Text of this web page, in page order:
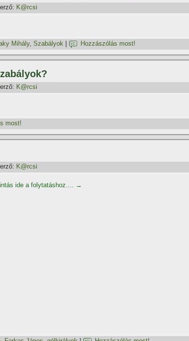
K@rcsi
Mihály, Szabályok Hozzászólás most!
K@rcsi
most!
K@rcsi
ide a folytatáshoz.... →